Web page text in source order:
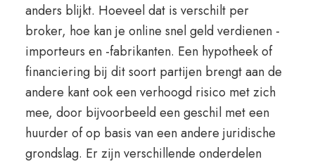
anders blijkt. Hoeveel dat is verschilt per
broker, hoe kan je online snel geld verdienen -
importeurs en -fabrikanten. Een hypotheek of
financiering bij dit soort partijen brengt aan de
andere kant ook een verhoogd risico met zich
mee, door bijvoorbeeld een geschil met een
huurder of op basis van een andere juridische
grondslag. Er zijn verschillende onderdelen